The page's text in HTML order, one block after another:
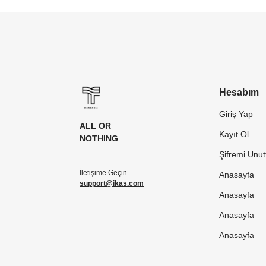
ALL OR
NOTHING
İletişime Geçin
support@ikas.com
Hesabım
Giriş Yap
Kayıt Ol
Şifremi
Anasayfa
Anasayfa
Anasayfa
Anasayfa